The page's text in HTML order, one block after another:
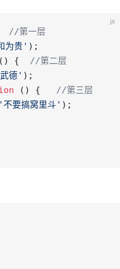
js
//第一层
为贵' );
{ //第二层
德' );
() { //第三层
'不要搞窝里斗' );